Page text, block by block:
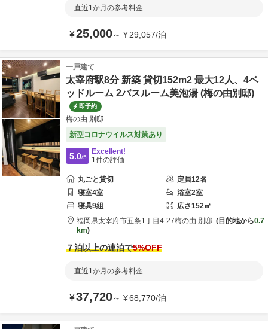
直近1か月の参考料金
¥25,000～ ¥29,057/泊
一戸建て
太宰府駅8分 新築 貸切152m2 最大12人、4ベ
ッドルーム 2バスルーム美泡湯 (梅の由別邸)
即予約
梅の由 別邸
新型コロナウイルス対策あり
5.0/5
Excellent!
1件の評価
丸ごと貸切 定員12名
寝室4室 浴室2室
寝具9組 広さ152㎡
福岡県太宰府市五条1丁目4-27梅の由 別邸 目的地から0.7
km
７泊以上の連泊で5%OFF
直近1か月の参考料金
¥37,720～ ¥68,770/泊